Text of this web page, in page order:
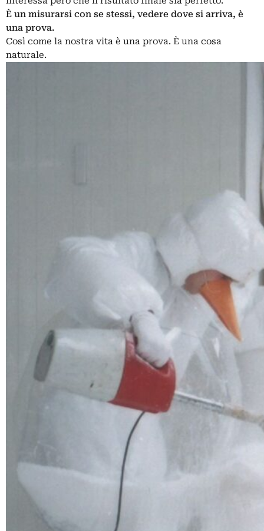
È un misurarsi con se stessi, vedere dove si arriva, è
una prova.
Così come la nostra vita è una prova. È una cosa
naturale.